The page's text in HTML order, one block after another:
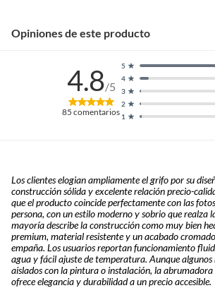
Opiniones de este producto
4.8/5
85 comentarios 1
2
3
4
5
Los clientes elogian ampliamente el grifo por su
construcción sólida y excelente relación precio-
que el producto coincide perfectamente con las
persona, con un estilo moderno y sobrio que realza
mayoría describe la construcción como muy bien
premium, material resistente y un acabado
empaña. Los usuarios reportan funcionamiento
agua y fácil ajuste de temperatura. Aunque
aislados con la pintura o instalación, la
ofrece elegancia y durabilidad a un precio accesible.